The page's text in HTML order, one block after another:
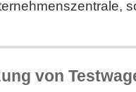
von